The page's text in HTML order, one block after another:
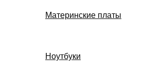
Материнские платы
Ноутбуки